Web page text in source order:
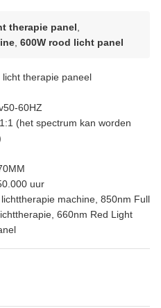
therapie panel
600W rood licht panel
therapie paneel
60HZ
(het spectrum kan worden
uur
machine, 850nm Full
660nm Red Light